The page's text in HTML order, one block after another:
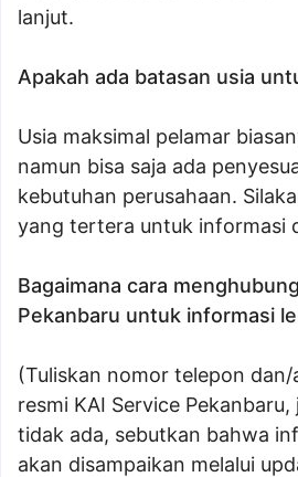
lanjut.
Apakah ada batasan usia
Usia maksimal pelamar
namun bisa saja ada
kebutuhan perusahaan.
yang tertera untuk informasi
Bagaimana cara
Pekanbaru untuk informasi
(Tuliskan nomor telepon dan/
resmi KAI Service
tidak ada, sebutkan bahwa
akan disampaikan melalui